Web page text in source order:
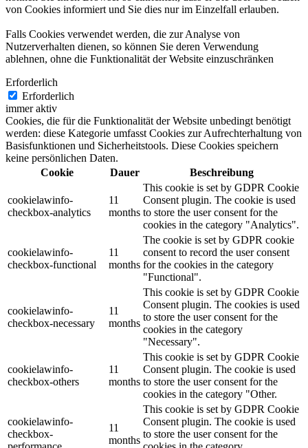
von Cookies informiert und Sie dies nur im Einzelfall erlauben.
Falls Cookies verwendet werden, die zur Analyse von
Nutzerverhalten dienen, so können Sie deren Verwendung
ablehnen, ohne die Funktionalität der Website einzuschränken
Erforderlich
Erforderlich
immer aktiv
Cookies, die für die Funktionalität der Website unbedingt benötigt
werden: diese Kategorie umfasst Cookies zur Aufrechterhaltung von
Basisfunktionen und Sicherheitstools. Diese Cookies speichern
keine persönlichen Daten.
Cookie
Dauer Beschreibung
cookielawinfo-
checkbox-analytics
11
months
This cookie is set by GDPR Cookie
Consent plugin. The cookie is used
to store the user consent for the
cookies in the category "Analytics".
cookielawinfo-
checkbox-functional
11
months
The cookie is set by GDPR cookie
consent to record the user consent
for the cookies in the category
"Functional".
cookielawinfo-
checkbox-necessary
11
months
This cookie is set by GDPR Cookie
Consent plugin. The cookies is used
to store the user consent for the
cookies in the category
"Necessary".
cookielawinfo-
checkbox-others
11
months
This cookie is set by GDPR Cookie
Consent plugin. The cookie is used
to store the user consent for the
cookies in the category "Other.
cookielawinfo-
checkbox-
11
months
This cookie is set by GDPR Cookie
Consent plugin. The cookie is used
to store the user consent for the